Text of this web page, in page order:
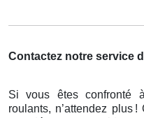
Contactez notre service
Si vous êtes confronté
roulants, n’attendez plus !